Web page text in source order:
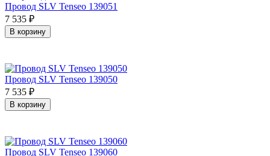
Провод SLV Tenseo 139051
7 535 ₽
В корзину
Провод SLV Tenseo 139050
7 535 ₽
В корзину
Провод SLV Tenseo 139060